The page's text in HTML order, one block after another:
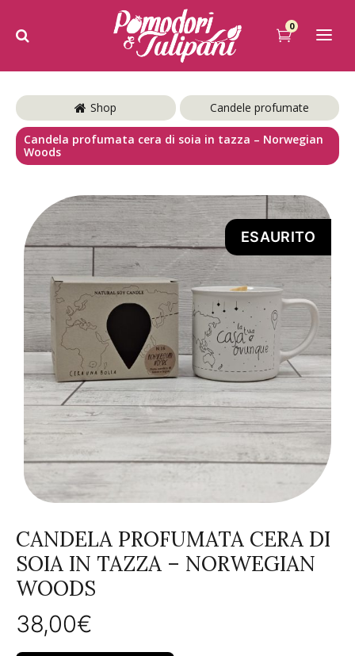
0
Shop Candele profumate
Candela profumata cera di soia in tazza – Norwegian
Woods
ESAURITO
CANDELA PROFUMATA CERA DI
SOIA IN TAZZA – NORWEGIAN
WOODS
38,00€